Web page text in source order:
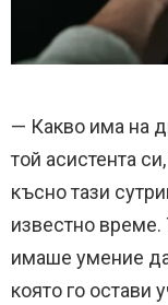
— Какво има на
той асистента
късно тази
известно
имаше умение
която го остави